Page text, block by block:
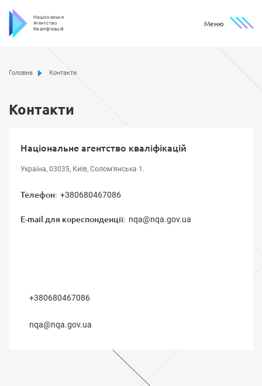
Національне
Агентство
Кваліфікацій
Меню
Головна Контакти
Контакти
Національне агентство кваліфікацій
Україна, 03035, Київ, Солом'янська 1.ㅤ
Телефон: +380680467086
E-mail для кореспонденції: nqa@nqa.gov.ua
+380680467086
nqa@nqa.gov.ua